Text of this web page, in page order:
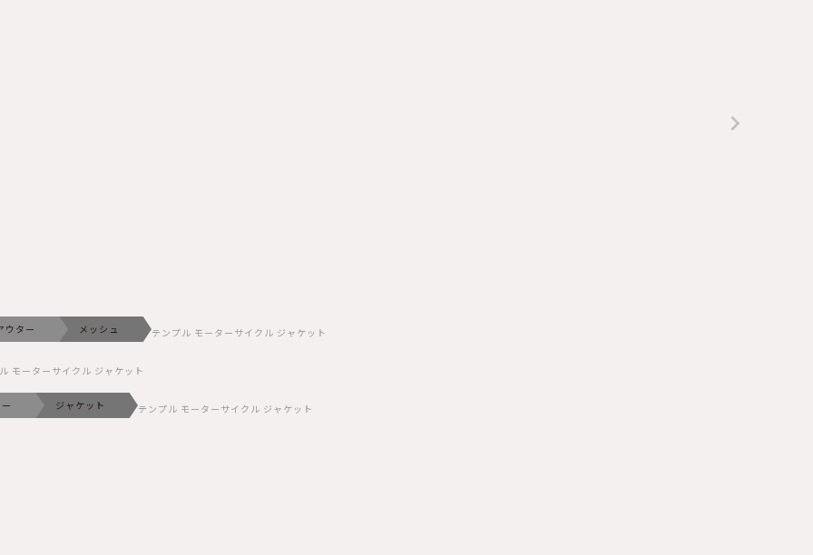
ウター メッシュ テンプル モーターサイクル ジャケット
モーターサイクル ジャケット
ジャケット テンプル モーターサイクル ジャケット